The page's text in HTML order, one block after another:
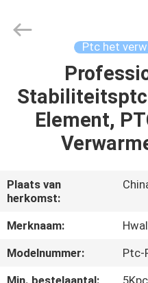
PRODUCTEN
ONS
Ptc het
Stabiliteitsptc
Element,
Plaats van
herkomst:
Merknaam:
Modelnummer:
Ptc-